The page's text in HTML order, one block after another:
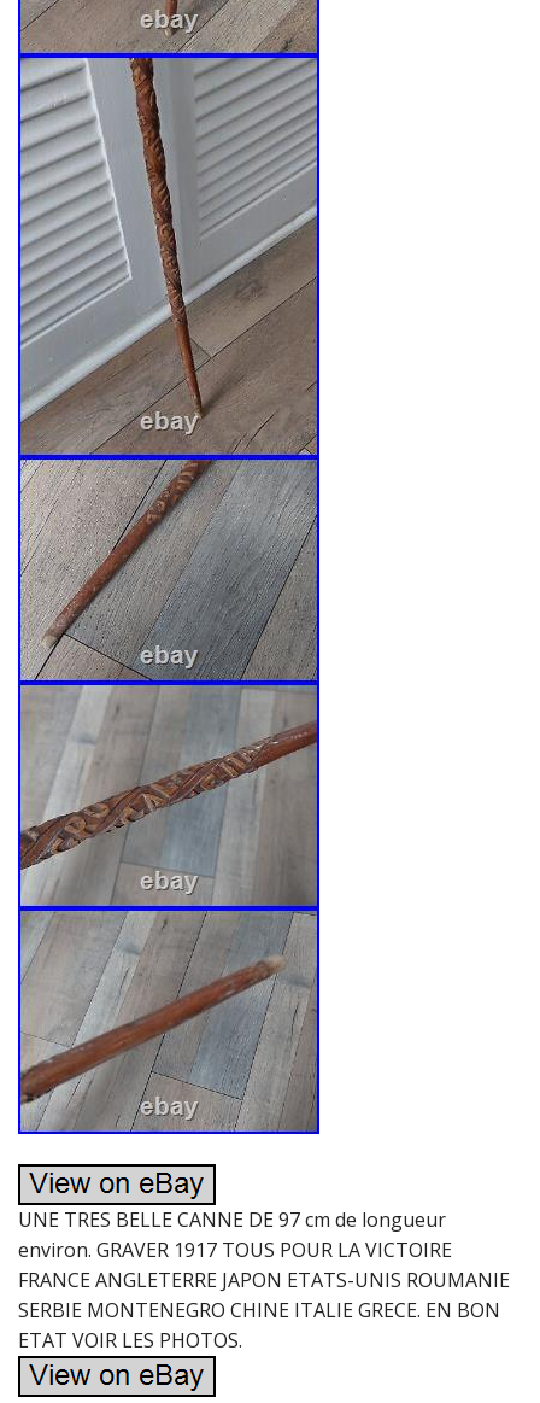
UNE TRES BELLE CANNE DE 97 cm de longueur
environ. GRAVER 1917 TOUS POUR LA VICTOIRE
FRANCE ANGLETERRE JAPON ETATS-UNIS ROUMANIE
SERBIE MONTENEGRO CHINE ITALIE GRECE. EN BON
ETAT VOIR LES PHOTOS.